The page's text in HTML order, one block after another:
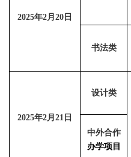
2025年2月20日
书法类
2025年2月21日
设计类
中外合作
办学项目